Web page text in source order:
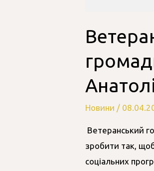
Новини /
Ветеранський
зробити так,
соціальних